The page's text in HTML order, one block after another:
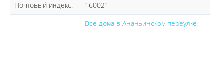
Почтовый индекс:
160021
Все дома в Ананьинском переулке